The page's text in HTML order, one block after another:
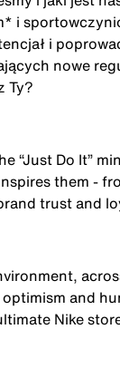
i
i
nowe
Ty?
“Just Do It”
them -
trust and
and
Nike